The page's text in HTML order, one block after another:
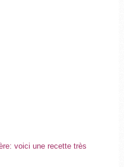
voici une recette très